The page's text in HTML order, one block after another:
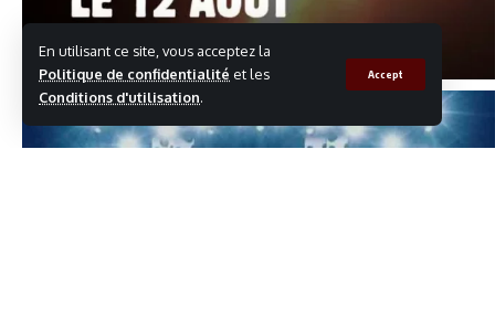
En utilisant ce site, vous acceptez la
Politique de confidentialité et les
Conditions d'utilisation.
Accept